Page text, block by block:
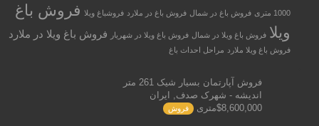
1000 متری فروش باغ در شمال فروش باغ در ملارد فروشباغ ویلا فروش باغ
ویلا فروش باغ ویلا در شمال فروش باغ ویلا در شهریار فروش باغ ویلا در ملارد
فروش باغ ویلا ملارد مراحل احداث باغ
فروش آپارتمان بسیار شیک 261 متر
اندیشه - شهرک صدف, ایران
$8,600,000متری
فروش